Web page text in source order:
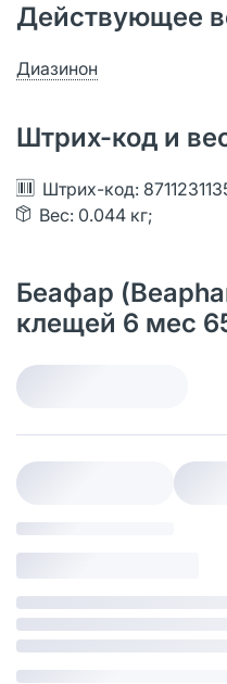
Действующее
Диазинон
Штрих-код и
Штрих-код:
Вес: 0.044 кг;
Беафар
клещей 6 мес